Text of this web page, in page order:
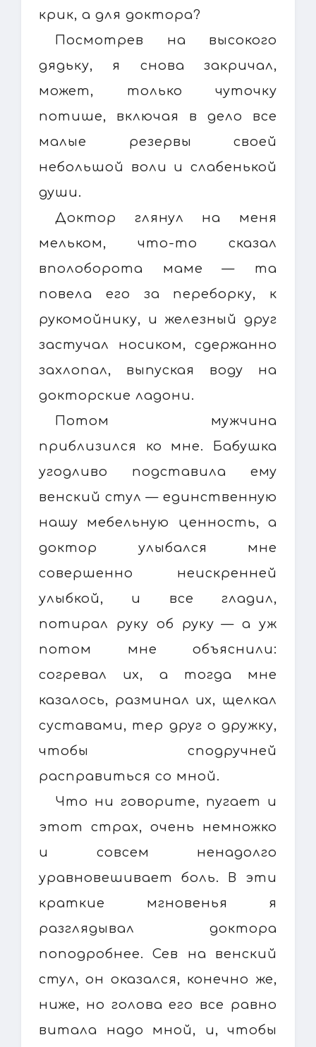
крик, а для доктора?
Посмотрев на высокого
дядьку, я снова закричал,
может, только чуточку
потише, включая в дело все
малые резервы своей
небольшой воли и слабенькой
души.
Доктор глянул на меня
мельком, что-то сказал
вполоборота маме — та
повела его за переборку, к
рукомойнику, и железный друг
застучал носиком, сдержанно
захлопал, выпуская воду на
докторские ладони.
Потом мужчина
приблизился ко мне. Бабушка
угодливо подставила ему
венский стул — единственную
нашу мебельную ценность, а
доктор улыбался мне
совершенно неискренней
улыбкой, и все гладил,
потирал руку об руку — а уж
потом мне объяснили:
согревал их, а тогда мне
казалось, разминал их, щелкал
суставами, тер друг о дружку,
чтобы сподручней
расправиться со мной.
Что ни говорите, пугает и
этот страх, очень немножко
и совсем ненадолго
уравновешивает боль. В эти
краткие мгновенья я
разглядывал доктора
поподробнее. Сев на венский
стул, он оказался, конечно же,
ниже, но голова его все равно
витала надо мной, и, чтобы